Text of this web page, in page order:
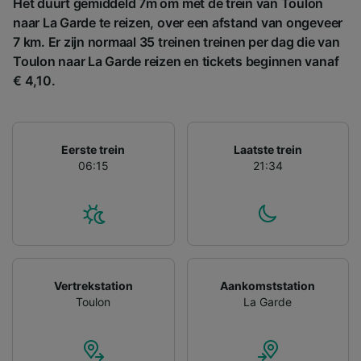
naar La Garde te reizen, over een afstand van ongeveer
7 km. Er zijn normaal 35 treinen treinen per dag die van
Toulon naar La Garde reizen en tickets beginnen vanaf
€ 4,10.
Eerste trein
06:15
Laatste trein
21:34
Vertrekstation
Toulon
Aankomststation
La Garde
ontwikkeling van diensten.
Partnerlijst (derden)